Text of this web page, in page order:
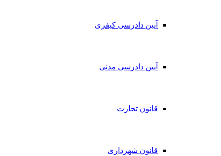
آیین دادرسی کیفری
آیین دادرسی مدنی
قانون تجارت
قانون شهرداری